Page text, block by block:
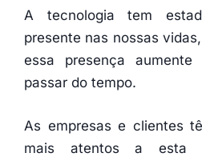
A tecnologia tem
presente nas nossas
essa presença
passar do tempo.
As empresas e clientes
mais atentos a esta